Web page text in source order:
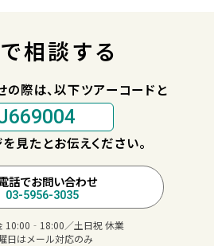
相談する
際は、以下ツアーコードと
見たとお伝えください。
話でお問い合わせ
03-5956-3035
10:00‐18:00／土日祝 休業
日はメール対応のみ